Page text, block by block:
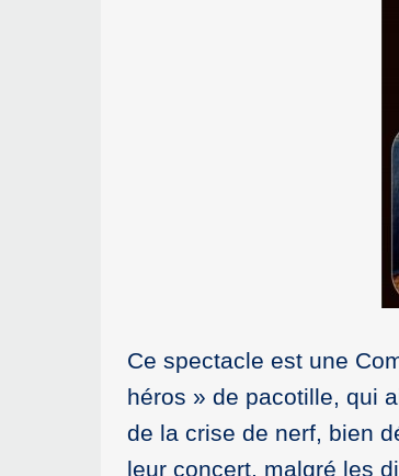
Ce spectacle est une
héros » de pacotille, qui
de la crise de nerf, bien
leur concert, malgré les